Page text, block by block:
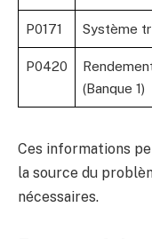
P0171 Système
P0420
(Banque 1)
Ces informations
la source du
nécessaires.